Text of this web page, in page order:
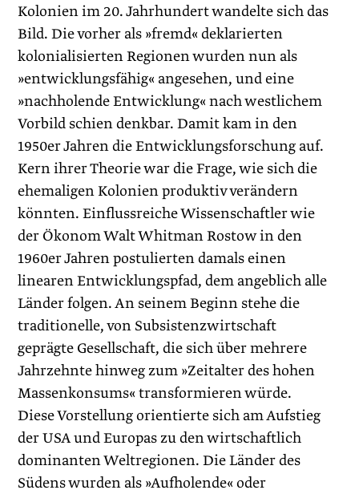
Kolonien im 20. Jahrhundert wandelte sich das
Bild. Die vorher als »fremd« deklarierten
kolonialisierten Regionen wurden nun als
»entwicklungsfähig« angesehen, und eine
»nachholende Entwicklung« nach westlichem
Vorbild schien denkbar. Damit kam in den
1950er Jahren die Entwicklungsforschung auf.
Kern ihrer Theorie war die Frage, wie sich die
ehemaligen Kolonien produktiv verändern
könnten. Einflussreiche Wissenschaftler wie
der Ökonom Walt Whitman Rostow in den
1960er Jahren postulierten damals einen
linearen Entwicklungspfad, dem angeblich alle
Länder folgen. An seinem Beginn stehe die
traditionelle, von Subsistenzwirtschaft
geprägte Gesellschaft, die sich über mehrere
Jahrzehnte hinweg zum »Zeitalter des hohen
Massenkonsums« transformieren würde.
Diese Vorstellung orientierte sich am Aufstieg
der USA und Europas zu den wirtschaftlich
dominanten Weltregionen. Die Länder des
Südens wurden als »Aufholende« oder